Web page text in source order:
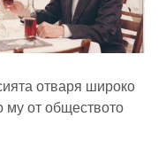
отваря широко
му от обществото